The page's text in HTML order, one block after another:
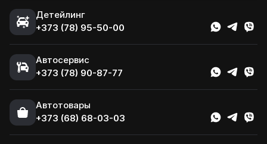
Детейлинг
+373 (78) 95-50-00
Автосервис
+373 (78) 90-87-77
Автотовары
+373 (68) 68-03-03